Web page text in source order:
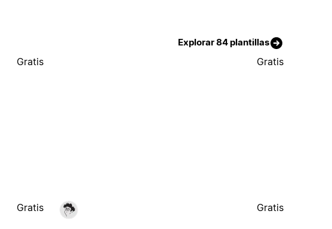
Explorar 84 plantillas
Gratis Gratis
Gratis Gratis